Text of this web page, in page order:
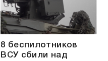
8 беспилотников
ВСУ сбили над